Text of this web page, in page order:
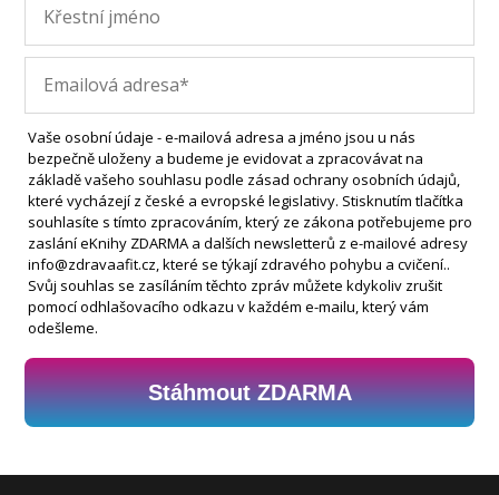
Vaše osobní údaje - e-mailová adresa a jméno jsou u nás
bezpečně uloženy a budeme je evidovat a zpracovávat na
základě vašeho souhlasu podle zásad ochrany osobních údajů,
které vycházejí z české a evropské legislativy. Stisknutím tlačítka
souhlasíte s tímto zpracováním, který ze zákona potřebujeme pro
zaslání eKnihy ZDARMA a dalších newsletterů z e-mailové adresy
info@zdravaafit.cz, které se týkají zdravého pohybu a cvičení..
Svůj souhlas se zasíláním těchto zpráv můžete kdykoliv zrušit
pomocí odhlašovacího odkazu v každém e-mailu, který vám
odešleme.
Stáhmout ZDARMA